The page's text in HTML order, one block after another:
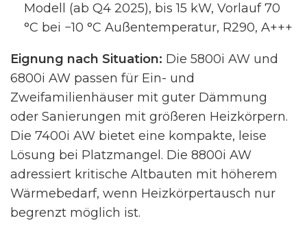
Modell (ab Q4 2025), bis 15 kW, Vorlauf 70
°C bei −10 °C Außentemperatur, R290, A+++
Eignung nach Situation: Die 5800i AW und
6800i AW passen für Ein- und
Zweifamilienhäuser mit guter Dämmung
oder Sanierungen mit größeren Heizkörpern.
Die 7400i AW bietet eine kompakte, leise
Lösung bei Platzmangel. Die 8800i AW
adressiert kritische Altbauten mit höherem
Wärmebedarf, wenn Heizkörpertausch nur
begrenzt möglich ist.